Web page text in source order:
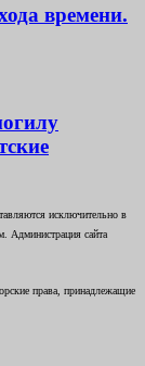
времени.
исключительно в
Администрация сайта
права, принадлежащие